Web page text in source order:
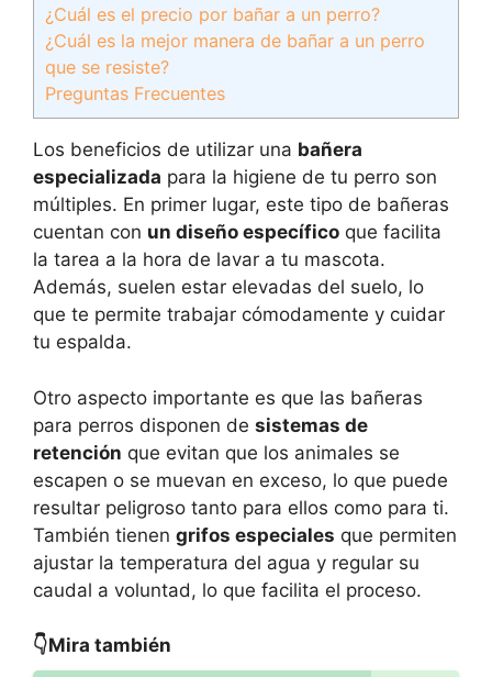
¿Cuál es el precio por bañar a un perro?
¿Cuál es la mejor manera de bañar a un perro
que se resiste?
Preguntas Frecuentes
Los beneficios de utilizar una bañera
especializada para la higiene de tu perro son
múltiples. En primer lugar, este tipo de bañeras
cuentan con un diseño específico que facilita
la tarea a la hora de lavar a tu mascota.
Además, suelen estar elevadas del suelo, lo
que te permite trabajar cómodamente y cuidar
tu espalda.
Otro aspecto importante es que las bañeras
para perros disponen de sistemas de
retención que evitan que los animales se
escapen o se muevan en exceso, lo que puede
resultar peligroso tanto para ellos como para ti.
También tienen grifos especiales que permiten
ajustar la temperatura del agua y regular su
caudal a voluntad, lo que facilita el proceso.
👇Mira también